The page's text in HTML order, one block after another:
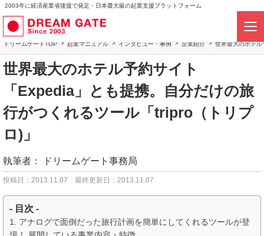
2003年に経済産業省後援で発足・日本最大級の起業支援プラットフォーム
ドリームゲートTOP 起業マニュアル インタビュー・事例 企業紹介 世界最大のホテ
世界最大のホテル予約サイト
「Expedia」とも提携。自分だけの旅
行がつくれるツール「tripro（トリプ
ロ)」
執筆者： ドリームゲート事務局
投稿日：2013.11.07 最終更新日：2013.11.07
- 目次 -
アナログで面倒だった旅行計画を簡単にしてくれるツールが登